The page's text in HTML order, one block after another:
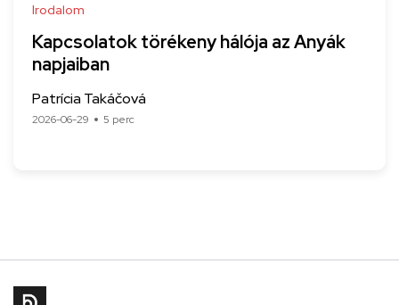
Irodalom
Kapcsolatok törékeny hálója az Anyák
napjaiban
Patrícia Takáčová
2026-06-29 5 perc